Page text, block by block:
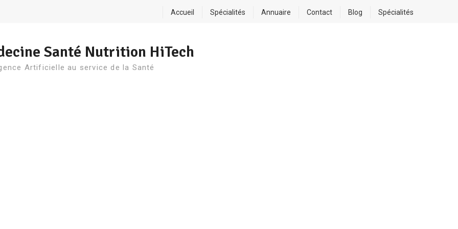
Accueil Spécialités Annuaire Contact Blog Spécialités
Santé Nutrition HiTech
Artificielle au service de la Santé